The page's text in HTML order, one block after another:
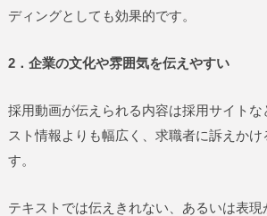
ディングとしても効果的です。
2．企業の文化や雰囲気を伝えやすい
採用動画が伝えられる内容は採用サイトな
スト情報よりも幅広く、求職者に訴えかけ
す。
テキストでは伝えきれない、あるいは表現